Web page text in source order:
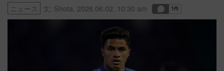
ニュース 文: Shota 2026.06.02. 10:30 am